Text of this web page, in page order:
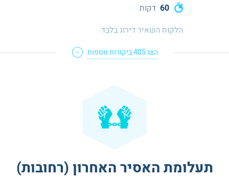
60 דקות
הלקוח השאיר דירוג בלבד
הצג405ביקורות נוספות
תעלומת האסיר האחרון (רחובות)